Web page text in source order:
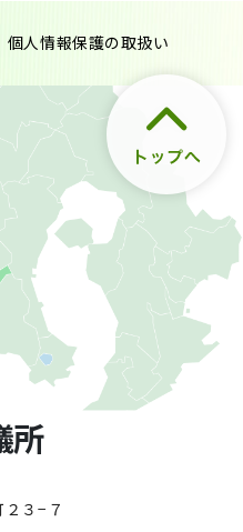
個人情報保護の取扱い
所
３−７